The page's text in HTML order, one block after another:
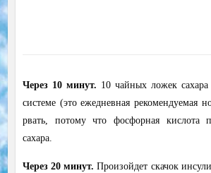
Через 10 минут. 10 чайных ложек
системе (это ежедневная рекомендуемая
рвать, потому что фосфорная кислота
сахара.
Через 20 минут. Произойдет скачок